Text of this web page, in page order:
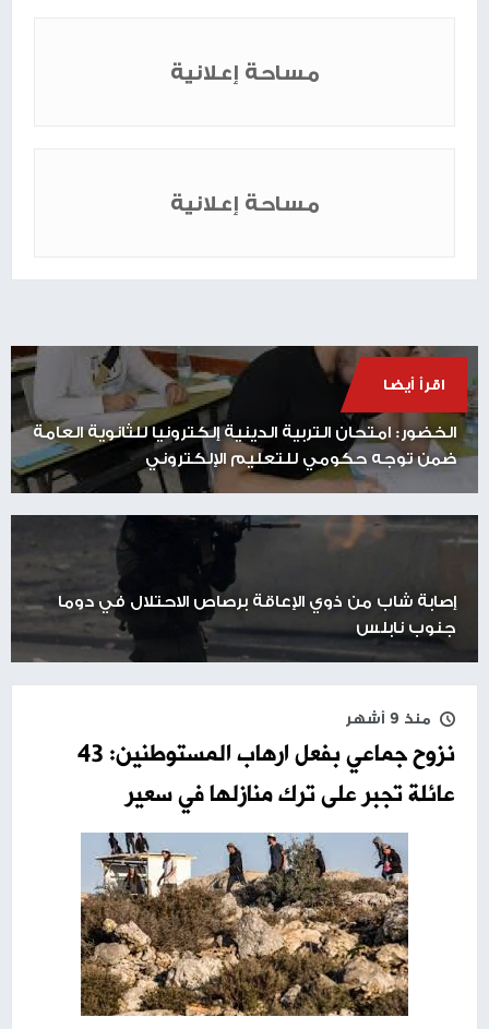
مساحة إعلانية
مساحة إعلانية
اقرأ أيضا
الخضور: امتحان التربية الدينية إلكترونيا للثانوية العامة
ضمن توجه حكومي للتعليم الإلكتروني
إصابة شاب من ذوي الإعاقة برصاص الاحتلال في دوما
جنوب نابلس
منذ 9 أشهر
نزوح جماعي بفعل ارهاب المستوطنين: 43
عائلة تجبر على ترك منازلها في سعير